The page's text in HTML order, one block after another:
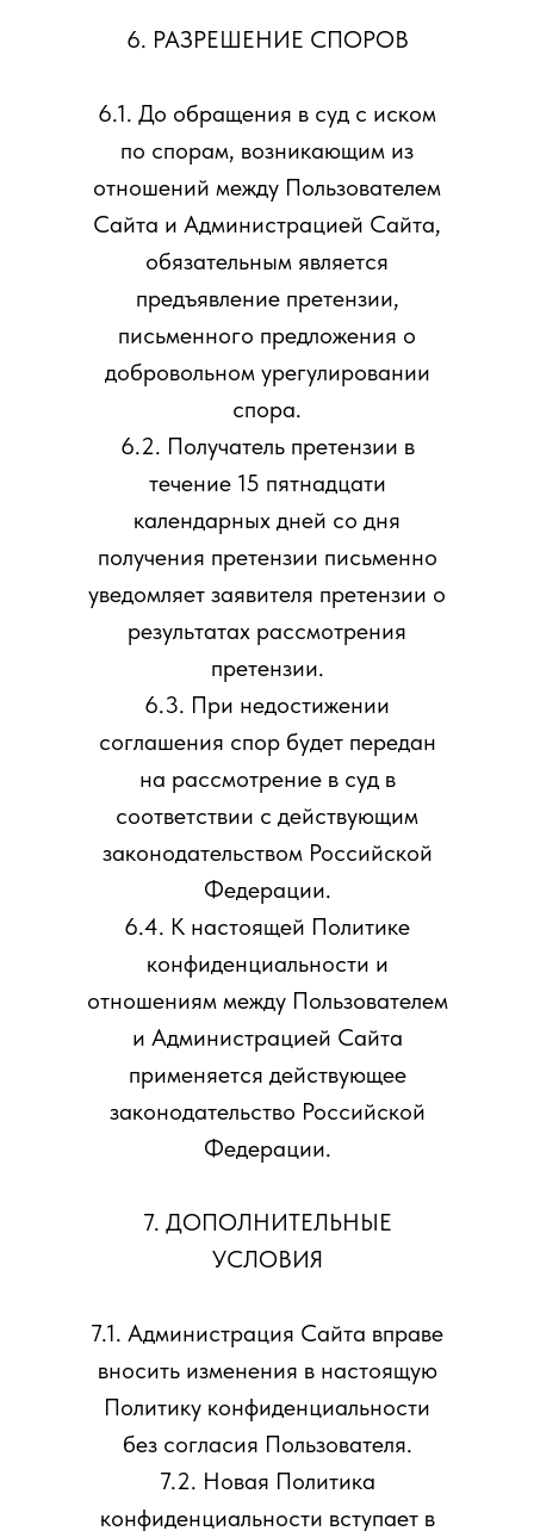
6. РАЗРЕШЕНИЕ СПОРОВ
6.1. До обращения в суд с иском
по спорам, возникающим из
отношений между Пользователем
Сайта и Администрацией Сайта,
обязательным является
предъявление претензии,
письменного предложения о
добровольном урегулировании
спора.
6.2. Получатель претензии в
течение 15 пятнадцати
календарных дней со дня
получения претензии письменно
уведомляет заявителя претензии о
результатах рассмотрения
претензии.
6.3. При недостижении
соглашения спор будет передан
на рассмотрение в суд в
соответствии с действующим
законодательством Российской
Федерации.
6.4. К настоящей Политике
конфиденциальности и
отношениям между Пользователем
и Администрацией Сайта
применяется действующее
законодательство Российской
Федерации.
7. ДОПОЛНИТЕЛЬНЫЕ
УСЛОВИЯ
7.1. Администрация Сайта вправе
вносить изменения в настоящую
Политику конфиденциальности
без согласия Пользователя.
7.2. Новая Политика
конфиденциальности вступает в